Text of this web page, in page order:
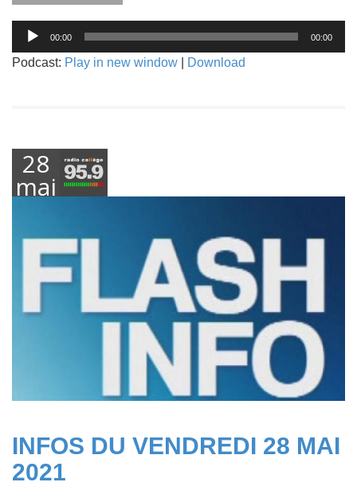
Lecteur
audio
00:00 00:00
Podcast: Play in new window Download
28
mai
INFOS DU VENDREDI 28 MAI
2021